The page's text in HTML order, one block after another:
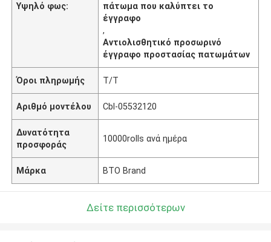
Υψηλό φως:
πάτωμα που καλύπτει το
έγγραφο
,
Αντιολισθητικό προσωρινό
έγγραφο προστασίας πατωμάτων
Όροι πληρωμής T/T
Αριθμό μοντέλου Cbl-05532120
Δυνατότητα
προσφοράς
10000rolls ανά ημέρα
Μάρκα BTO Brand
Δείτε περισσότερων